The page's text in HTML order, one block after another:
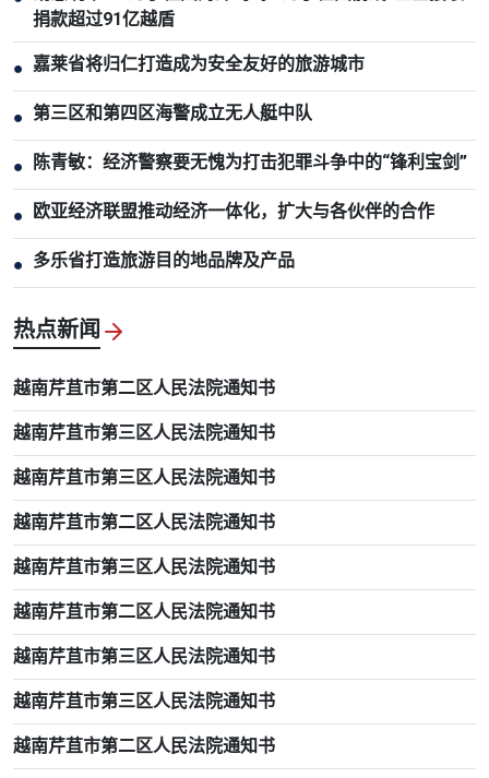
捐款超过91亿越盾
● 嘉莱省将归仁打造成为安全友好的旅游城市
● 第三区和第四区海警成立无人艇中队
● 陈青敏：经济警察要无愧为打击犯罪斗争中的“锋利宝剑”
● 欧亚经济联盟推动经济一体化，扩大与各伙伴的合作
● 多乐省打造旅游目的地品牌及产品
热点新闻
越南芹苴市第二区人民法院通知书
越南芹苴市第三区人民法院通知书
越南芹苴市第三区人民法院通知书
越南芹苴市第二区人民法院通知书
越南芹苴市第三区人民法院通知书
越南芹苴市第二区人民法院通知书
越南芹苴市第三区人民法院通知书
越南芹苴市第三区人民法院通知书
越南芹苴市第二区人民法院通知书